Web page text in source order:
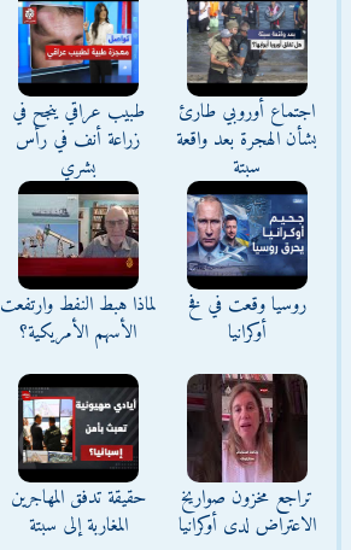
اجتماع أوروبي طارئ
بشأن الهجرة بعد واقعة
سبتة
طبيب عراقي ينجح في
زراعة أنف في رأس
بشري
روسيا وقعت في فخ
أوكرانيا
لماذا هبط النفط وارتفعت
الأسهم الأمريكية؟
تراجع مخزون صواريخ
الاعتراض لدى أوكرانيا
حقيقة تدفق المهاجرين
المغاربة إلى سبتة